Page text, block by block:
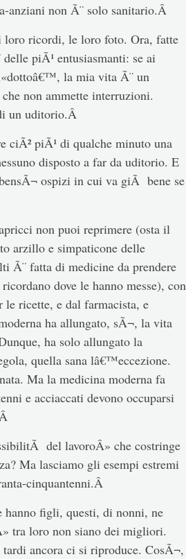
anziani non Ã¨ solo sanitario.Â
loro ricordi, le loro foto. Ora, fatte
piÃ¹ entusiasmanti: se ai
la mia vita Ã¨ un
non ammette interruzioni.
un uditorio.Â
piÃ¹ di qualche minuto una
disposto a far da uditorio. E
ospizi in cui va giÃ bene se
non puoi reprimere (osta il
arzillo e simpaticone delle
Ã¨ fatta di medicine da prendere
dove le hanno messe), con
ricette, e dal farmacista, e
ha allungato, sÃ¬, la vita
ha solo allungato la
quella sana lâ€™eccezione.
Ma la medicina moderna fa
e acciaccati devono occuparsi
del lavoroÂ» che costringe
Ma lasciamo gli esempi estremi
cinquantenni.Â
hanno figli, questi, di nonni, ne
tra loro non siano dei migliori.
ancora ci si riproduce. CosÃ¬,